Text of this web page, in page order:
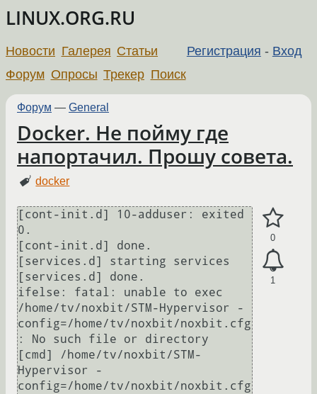
LINUX.ORG.RU
Регистрация - Вход
Новости Галерея Статьи
Форум Опросы Трекер Поиск
Форум — General
Docker. Не пойму где
напортачил. Прошу совета.
docker
0
1
[cont-init.d] 10-adduser: exited
0.
[cont-init.d] done.
[services.d] starting services
[services.d] done.
ifelse: fatal: unable to exec
/home/tv/noxbit/STM-Hypervisor -
config=/home/tv/noxbit/noxbit.cfg
: No such file or directory
[cmd] /home/tv/noxbit/STM-
Hypervisor -
config=/home/tv/noxbit/noxbit.cfg